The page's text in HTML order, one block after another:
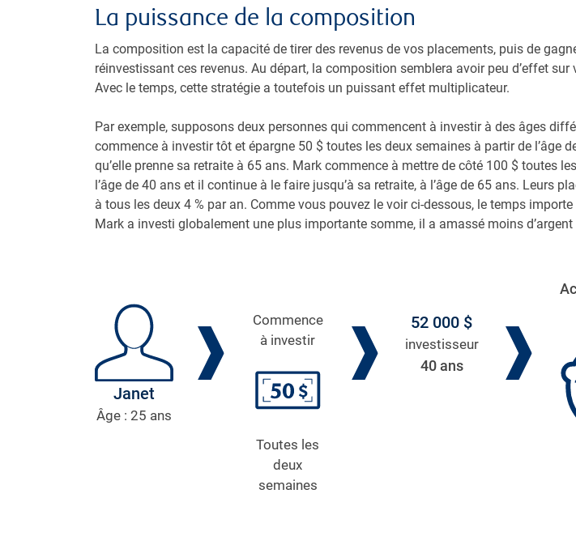
La puissance de la composition
La composition est la capacité de tirer des revenus de vos placements, puis de
réinvestissant ces revenus. Au départ, la composition semblera avoir peu d’effet sur
Avec le temps, cette stratégie a toutefois un puissant effet multiplicateur.
Par exemple, supposons deux personnes qui commencent à investir à des âges
commence à investir tôt et épargne 50 $ toutes les deux semaines à partir de l’âge
qu’elle prenne sa retraite à 65 ans. Mark commence à mettre de côté 100 $ toutes
l’âge de 40 ans et il continue à le faire jusqu’à sa retraite, à l’âge de 65 ans. Leurs
à tous les deux 4 % par an. Comme vous pouvez le voir ci-dessous, le temps
Mark a investi globalement une plus importante somme, il a amassé moins d’argent
Janet
Âge : 25 ans
Commence
à investir
Toutes les
deux
semaines
52 000 $
investisseur
40 ans